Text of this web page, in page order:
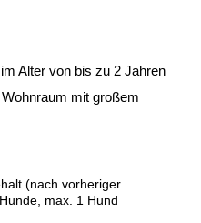
Alter von bis zu 2 Jahren
mit großem
(nach vorheriger
max. 1 Hund